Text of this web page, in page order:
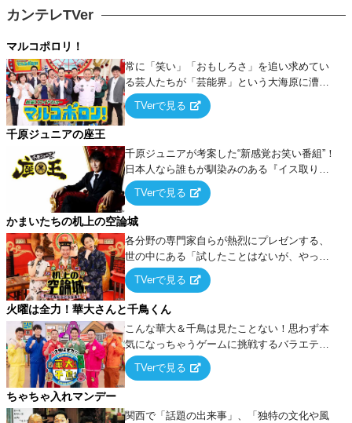
カンテレTVer
マルコポロリ！
常に「笑い」「おもしろさ」を追い求めてい
る芸人たちが「芸能界」という大海原に漕ぎ
出でて、新たなオモシロ人間を発掘する！
TVerで見る
千原ジュニアの座王
千原ジュニアが考案した“新感覚お笑い番組”！
日本人なら誰もが馴染みのある『イス取りゲ
ーム』をベースに、大喜利・ギャグ・モノボ
ケ・歌…など様々なお題で芸人がショートネ
タを競い合う！
TVerで見る
かまいたちの机上の空論城
各分野の専門家自らが熱烈にプレゼンする、
世の中にある「試したことはないが、やって
みたらこうなる！…ハズ」という“机上の空
論”に若手芸人らがカラダを張って挑む！
TVerで見る
火曜は全力！華大さんと千鳥くん
こんな華大＆千鳥は見たことない！思わず本
気になっちゃうゲームに挑戦するバラエティ
ー！
TVerで見る
ちゃちゃ入れマンデー
関西で「話題の出来事」、「独特の文化や風